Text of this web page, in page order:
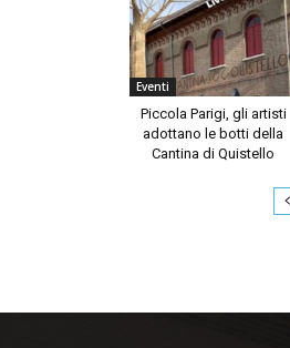
Eventi
Piccola Parigi, gli artisti
adottano le botti della
Cantina di Quistello